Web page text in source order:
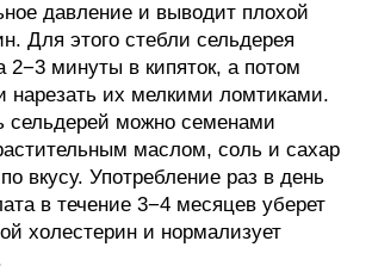
давление и выводит плохой
Для этого стебли сельдерея
2−3 минуты в кипяток, а потом
нарезать их мелкими ломтиками.
сельдерей можно семенами
маслом, соль и сахар
вкусу. Употребление раз в день
в течение 3−4 месяцев уберет
холестерин и нормализует